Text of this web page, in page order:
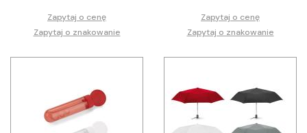
Zapytaj o cenę
Zapytaj o znakowanie
Zapytaj o cenę
Zapytaj o znakowanie